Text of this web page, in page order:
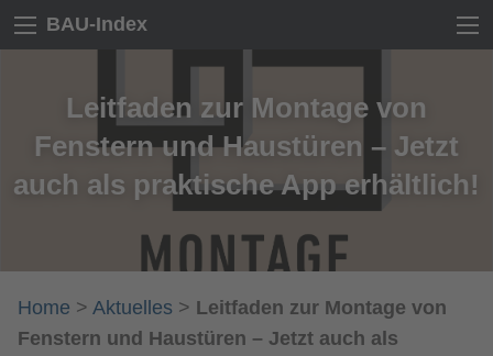
BAU-Index
Leitfaden zur Montage von
Fenstern und Haustüren – Jetzt
auch als praktische App erhältlich!
Home > Aktuelles > Leitfaden zur Montage von
Fenstern und Haustüren – Jetzt auch als